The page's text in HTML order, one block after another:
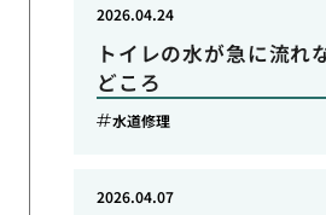
トイレの水が急に流れ
どころ
2026.04.24
水道修理
2026.04.07